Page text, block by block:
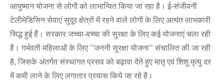
आयुष्मान योजना से लोगों को लाभान्वित किया जा रहा है। ई-संजीवनी
टेलीमेडिसिन सेवाएं सुदूर क्षेत्रों में रहने वाले लोगों के लिए अत्यंत लाभकारी
सिद्ध हुई हैं। सरकार जच्चा-बच्चा की सुरक्षा के लिए कई योजनाएं चला रही
है। गर्भवती महिलाओं के लिए ’’जननी सुरक्षा योजना’’ संचालित की जा रही
है, जिसके अंतर्गत संस्थागत प्रसव को बढ़ावा देते हुए मातृ एवं शिशु मृत्यु दर
में कमी लाने के लिए लगातार प्रयास किये जा रहे है।